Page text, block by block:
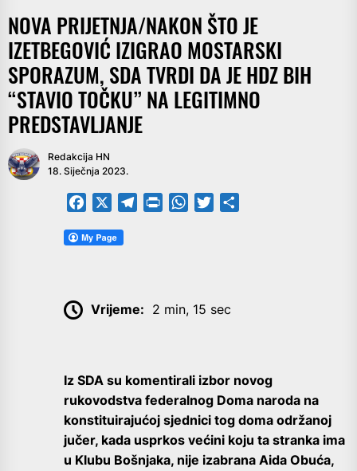
NOVA PRIJETNJA/NAKON ŠTO JE
IZETBEGOVIĆ IZIGRAO MOSTARSKI
SPORAZUM, SDA TVRDI DA JE HDZ BIH
“STAVIO TOČKU” NA LEGITIMNO
PREDSTAVLJANJE
Redakcija HN
18. Siječnja 2023.
Facebook TelegramPrintFriendly
WhatsApp
Twitter
Vrijeme: 2 min, 15 sec
Iz SDA su komentirali izbor novog
rukovodstva federalnog Doma naroda na
konstituirajućoj sjednici tog doma održanoj
jučer, kada usprkos većini koju ta stranka ima
u Klubu Bošnjaka, nije izabrana Aida Obuća,